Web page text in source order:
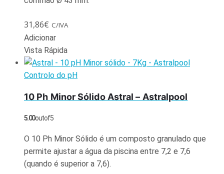
31,86€ C/IVA
Adicionar
Vista Rápida
Controlo do pH
10 Ph Minor Sólido Astral – Astralpool
5.00out of 5
O 10 Ph Minor Sólido é um composto granulado que
permite ajustar a água da piscina entre 7,2 e 7,6
(quando é superior a 7,6).